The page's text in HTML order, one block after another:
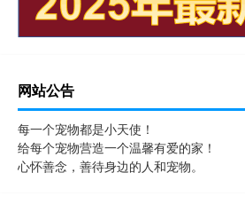
网站公告
每一个宠物都是小天使！
给每个宠物营造一个温馨有爱的家！
心怀善念，善待身边的人和宠物。